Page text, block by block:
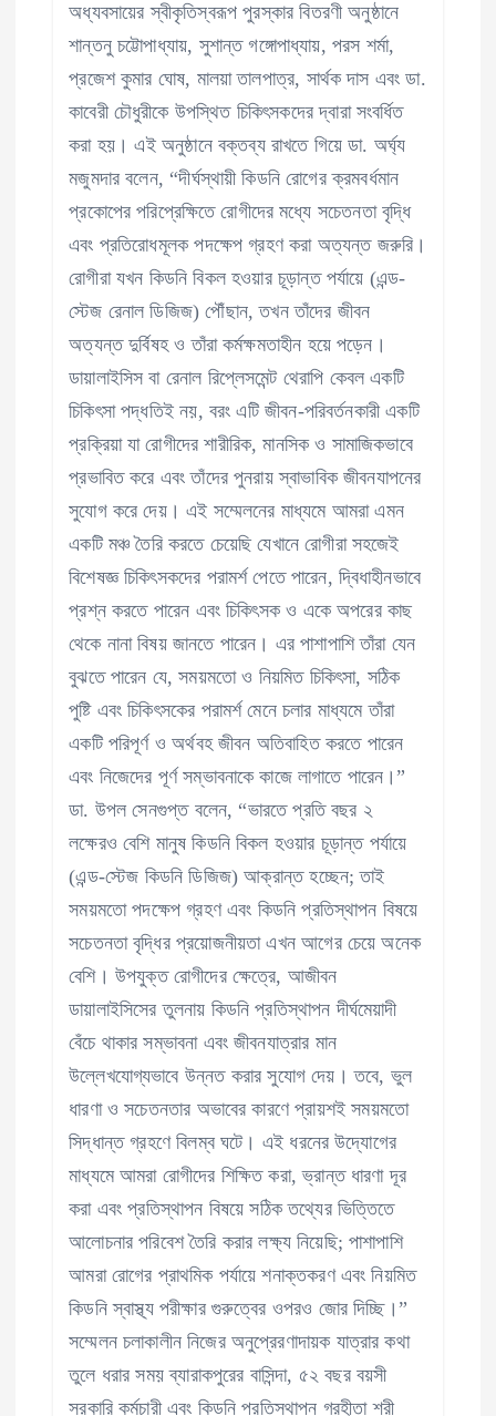
অধ্যবসায়ের স্বীকৃতিস্বরূপ পুরস্কার বিতরণী অনুষ্ঠানে
শান্তনু চট্টোপাধ্যায়, সুশান্ত গঙ্গোপাধ্যায়, পরস শর্মা,
প্রজেশ কুমার ঘোষ, মালয়া তালপাত্র, সার্থক দাস এবং ডা.
কাবেরী চৌধুরীকে উপস্থিত চিকিৎসকদের দ্বারা সংবর্ধিত
করা হয়। এই অনুষ্ঠানে বক্তব্য রাখতে গিয়ে ডা. অর্ঘ্য
মজুমদার বলেন, “দীর্ঘস্থায়ী কিডনি রোগের ক্রমবর্ধমান
প্রকোপের পরিপ্রেক্ষিতে রোগীদের মধ্যে সচেতনতা বৃদ্ধি
এবং প্রতিরোধমূলক পদক্ষেপ গ্রহণ করা অত্যন্ত জরুরি।
রোগীরা যখন কিডনি বিকল হওয়ার চূড়ান্ত পর্যায়ে (এন্ড-
স্টেজ রেনাল ডিজিজ) পৌঁছান, তখন তাঁদের জীবন
অত্যন্ত দুর্বিষহ ও তাঁরা কর্মক্ষমতাহীন হয়ে পড়েন।
ডায়ালাইসিস বা রেনাল রিপ্লেসমেন্ট থেরাপি কেবল একটি
চিকিৎসা পদ্ধতিই নয়, বরং এটি জীবন-পরিবর্তনকারী একটি
প্রক্রিয়া যা রোগীদের শারীরিক, মানসিক ও সামাজিকভাবে
প্রভাবিত করে এবং তাঁদের পুনরায় স্বাভাবিক জীবনযাপনের
সুযোগ করে দেয়। এই সম্মেলনের মাধ্যমে আমরা এমন
একটি মঞ্চ তৈরি করতে চেয়েছি যেখানে রোগীরা সহজেই
বিশেষজ্ঞ চিকিৎসকদের পরামর্শ পেতে পারেন, দ্বিধাহীনভাবে
প্রশ্ন করতে পারেন এবং চিকিৎসক ও একে অপরের কাছ
থেকে নানা বিষয় জানতে পারেন। এর পাশাপাশি তাঁরা যেন
বুঝতে পারেন যে, সময়মতো ও নিয়মিত চিকিৎসা, সঠিক
পুষ্টি এবং চিকিৎসকের পরামর্শ মেনে চলার মাধ্যমে তাঁরা
একটি পরিপূর্ণ ও অর্থবহ জীবন অতিবাহিত করতে পারেন
এবং নিজেদের পূর্ণ সম্ভাবনাকে কাজে লাগাতে পারেন।”
ডা. উপল সেনগুপ্ত বলেন, “ভারতে প্রতি বছর ২
লক্ষেরও বেশি মানুষ কিডনি বিকল হওয়ার চূড়ান্ত পর্যায়ে
(এন্ড-স্টেজ কিডনি ডিজিজ) আক্রান্ত হচ্ছেন; তাই
সময়মতো পদক্ষেপ গ্রহণ এবং কিডনি প্রতিস্থাপন বিষয়ে
সচেতনতা বৃদ্ধির প্রয়োজনীয়তা এখন আগের চেয়ে অনেক
বেশি। উপযুক্ত রোগীদের ক্ষেত্রে, আজীবন
ডায়ালাইসিসের তুলনায় কিডনি প্রতিস্থাপন দীর্ঘমেয়াদী
বেঁচে থাকার সম্ভাবনা এবং জীবনযাত্রার মান
উল্লেখযোগ্যভাবে উন্নত করার সুযোগ দেয়। তবে, ভুল
ধারণা ও সচেতনতার অভাবের কারণে প্রায়শই সময়মতো
সিদ্ধান্ত গ্রহণে বিলম্ব ঘটে। এই ধরনের উদ্যোগের
মাধ্যমে আমরা রোগীদের শিক্ষিত করা, ভ্রান্ত ধারণা দূর
করা এবং প্রতিস্থাপন বিষয়ে সঠিক তথ্যের ভিত্তিতে
আলোচনার পরিবেশ তৈরি করার লক্ষ্য নিয়েছি; পাশাপাশি
আমরা রোগের প্রাথমিক পর্যায়ে শনাক্তকরণ এবং নিয়মিত
কিডনি স্বাস্থ্য পরীক্ষার গুরুত্বের ওপরও জোর দিচ্ছি।”
সম্মেলন চলাকালীন নিজের অনুপ্রেরণাদায়ক যাত্রার কথা
তুলে ধরার সময় ব্যারাকপুরের বাসিন্দা, ৫২ বছর বয়সী
সরকারি কর্মচারী এবং কিডনি প্রতিস্থাপন গ্রহীতা শ্রী